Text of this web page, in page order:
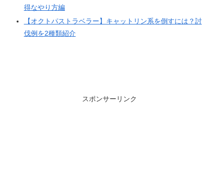
得なやり方編
【オクトパストラベラー】キャットリン系を倒すには？討
伐例を2種類紹介
スポンサーリンク